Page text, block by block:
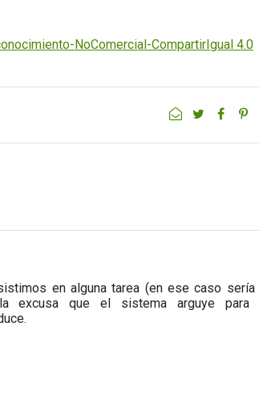
NoComercial-CompartirIgual 4.0
en alguna tarea (en ese caso sería
excusa que el sistema arguye para